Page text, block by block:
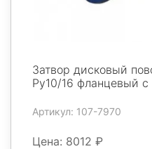
Затвор дисковый
Ру10/16 фланцевый с
Артикул: 107-7970
Цена: 8012 ₽